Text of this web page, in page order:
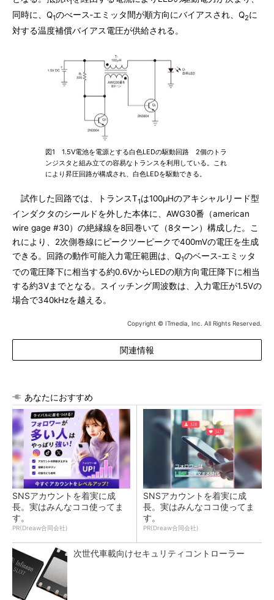
1
同時に、Q1のべース‐エミッタ間が順方向にバイアスされ、Q2に
対する温度補償バイアス電圧が供給される。
図1 1.5V電池を電源とする白色LEDの駆動回路 2個のトラ
ンジスタと組み立ての容易なトランスを利用している。これ
により昇圧回路が構成され、白色LEDを駆動できる。
試作した回路では、トランスT1は100μHのアキシャルリード型
インダクタのシールドを外した本体に、AWG30番（american
wire gage #30）の絶縁線を8回巻いて（8ターン）構成した。こ
れにより、2次側巻線にピークツーピークで400mVの電圧を生成
できる。回路の動作可能入力電圧範囲は、Q1のベース‐エミッタ
での電圧降下に相当する約0.6VからLEDの順方向電圧降下に相当
する約3Vまでとなる。スイッチング周波数は、入力電圧が1.5Vの
場合で340kHzを越える。
Copyright © ITmedia, Inc. All Rights Reserved.
関連情報
あなたにおすすめ
SNSアカウントを着実に成
長。実はみんなココ使ってま
す。
PR(Dreaw合同会社)
SNSアカウントを着実に成
長。実はみんなココ使ってま
す。
PR(Dreaw合同会社)
次世代車載向けセキュリティコントローラー